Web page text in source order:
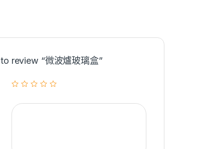
review “微波爐玻璃盒”